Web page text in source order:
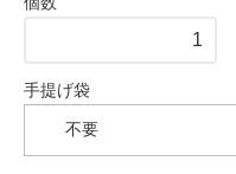
手提げ袋